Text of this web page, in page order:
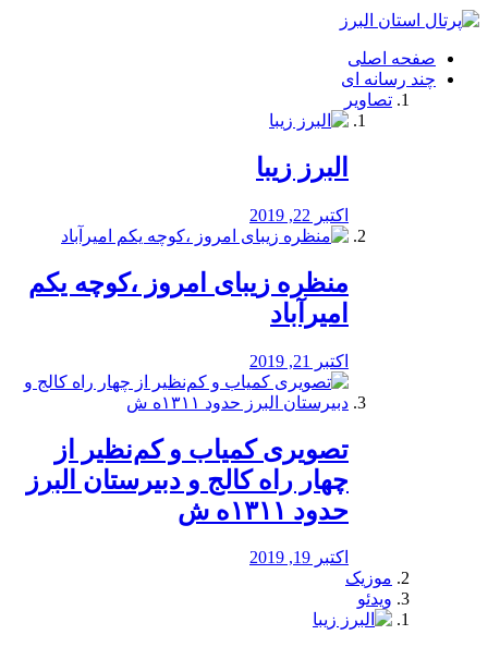
فصد
شرق
تهران
خشکشویی
صفحه اصلی
چند رسانه ای
تصاویر
البرز زیبا
اکتبر 22, 2019
منظره‌‌ زیبای امروز ،کوچه یکم
امیرآباد
اکتبر 21, 2019
️تصویری کمیاب و کم‌نظیر از
چهار راه كالج و دبيرستان البرز
حدود ۱۳۱۱ه ش
اکتبر 19, 2019
موزیک
ویدئو